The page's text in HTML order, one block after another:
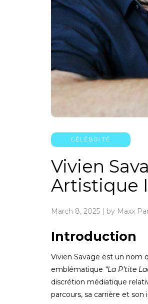
CÉLÉBRITÉ
Vivien
Artistique
March 8, 2025 | by Maxx
Introduction
Vivien Savage est un nom
emblématique “La P’tite
discrétion médiatique
parcours, sa carrière et